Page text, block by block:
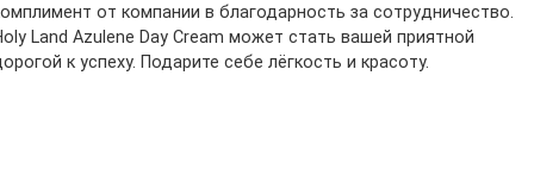
от компании в благодарность за сотрудничество.
Land Azulene Day Cream может стать вашей приятной
к успеху. Подарите себе лёгкость и красоту.